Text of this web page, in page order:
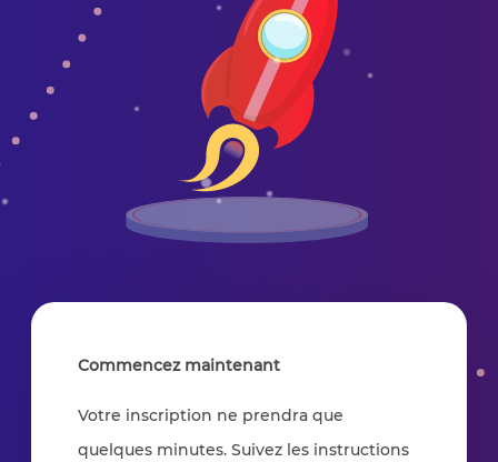
Commencez maintenant
Votre inscription ne prendra que
quelques minutes. Suivez les instructions